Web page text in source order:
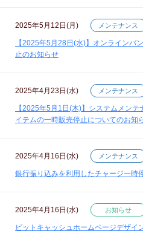
2025年5月12日(月) メンテナンス
【2025年5月28日(水)】オンラインバ
止のお知らせ
2025年4月23日(水) メンテナンス
【2025年5月1日(木)】システムメン
イテムの一時販売停止についてのお知
2025年4月16日(水) メンテナンス
銀行振り込みを利用したチャージ一時
2025年4月16日(水) お知らせ
ビットキャッシュホームページデザイ